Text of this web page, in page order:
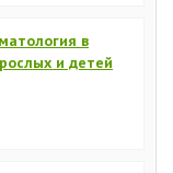
в
и детей